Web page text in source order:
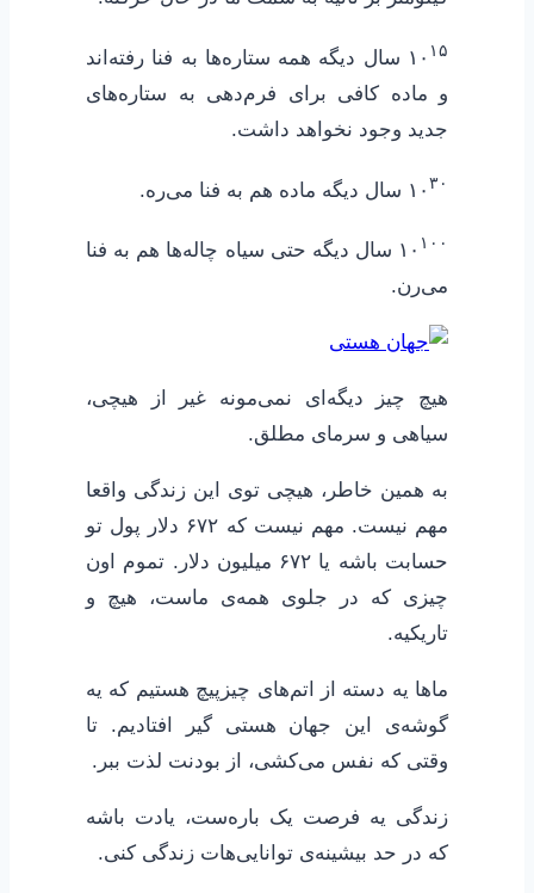
۱۰ ۱۵
سال دیگه همه ستاره‌ها به فنا رفته‌اند
و ماده کافی برای فرم‌دهی به ستاره‌های
جدید وجود نخواهد داشت.
۱۰۳۰ سال دیگه ماده هم به فنا می‌ره.
۱۰ ۱۰۰
سال دیگه حتی سیاه چاله‌ها هم به فنا
می‌رن.
هیچ چیز دیگه‌ای نمی‌مونه غیر از هیچی،
سیاهی و سرمای مطلق.
به همین خاطر، هیچی توی این زندگی واقعا
مهم نیست. مهم نیست که ۶۷۲ دلار پول تو
حسابت باشه یا ۶۷۲ میلیون دلار. تموم اون
چیزی که در جلوی همه‌ی ماست، هیچ و
تاریکیه.
ماها یه دسته از اتم‌های چیزپیچ هستیم که یه
گوشه‌ی این جهان هستی گیر افتادیم. تا
وقتی که نفس می‌کشی، از بودنت لذت ببر.
زندگی یه فرصت یک باره‌ست، یادت باشه
که در حد بیشینه‌ی توانایی‌هات زندگی کنی.